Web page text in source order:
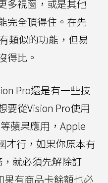
多視窗，或是其他
完全頂得住。在先
類似的功能，但易
得比。
Pro還是有一些技
要從Vision Pro使用
蘋果應用，Apple
才行，如果你原本有
就必須先解除訂
果有商品卡餘額也必